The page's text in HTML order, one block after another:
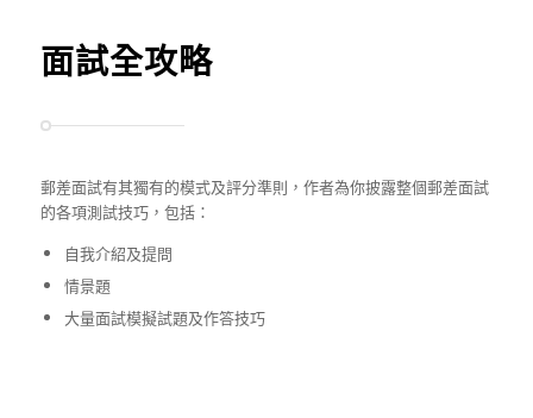
面試全攻略
郵差面試有其獨有的模式及評分準則，作者為你披露整個郵差面試
的各項測試技巧，包括：
自我介紹及提問
情景題
大量面試模擬試題及作答技巧